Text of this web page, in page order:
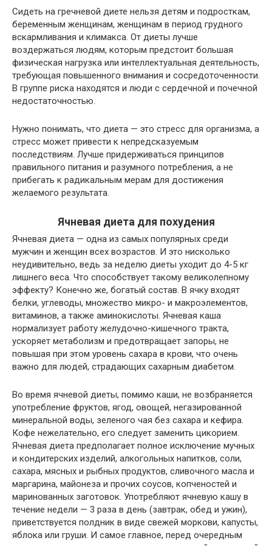
Сидеть на гречневой диете нельзя детям и подросткам,
беременным женщинам, женщинам в период грудного
вскармливания и климакса. От диеты лучше
воздержаться людям, которым предстоит большая
физическая нагрузка или интеллектуальная деятельность,
требующая повышенного внимания и сосредоточенности.
В группе риска находятся и люди с сердечной и почечной
недостаточностью.
Нужно понимать, что диета — это стресс для организма, а
стресс может привести к непредсказуемым
последствиям. Лучше придерживаться принципов
правильного питания и разумного потребления, а не
прибегать к радикальным мерам для достижения
желаемого результата.
Ячневая диета для похудения
Ячневая диета — одна из самых популярных среди
мужчин и женщин всех возрастов. И это нисколько
неудивительно, ведь за неделю диеты уходит до 4-5 кг
лишнего веса. Что способствует такому великолепному
эффекту? Конечно же, богатый состав. В ячку входят
белки, углеводы, множество микро- и макроэлементов,
витаминов, а также аминокислоты. Ячневая каша
нормализует работу желудочно-кишечного тракта,
ускоряет метаболизм и предотвращает запоры, не
повышая при этом уровень сахара в крови, что очень
важно для людей, страдающих сахарным диабетом.
Во время ячневой диеты, помимо каши, не возбраняется
употребление фруктов, ягод, овощей, негазированной
минеральной воды, зеленого чая без сахара и кефира.
Кофе нежелательно, его следует заменить цикорием.
Ячневая диета предполагает полное исключение мучных
и кондитерских изделий, алкогольных напитков, соли,
сахара, мясных и рыбных продуктов, сливочного масла и
маргарина, майонеза и прочих соусов, копченостей и
маринованных заготовок. Употребляют ячневую кашу в
течение недели — 3 раза в день (завтрак, обед и ужин),
приветствуется полдник в виде свежей моркови, капусты,
яблока или груши. И самое главное, перед очередным